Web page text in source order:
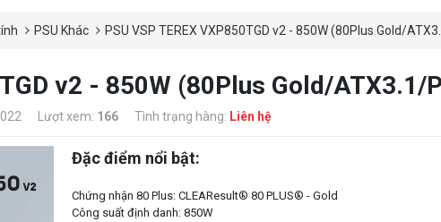
PSU Khác PSU VSP TEREX VXP850TGD v2 - 850W (80Plus Gold/
v2 - 850W (80Plus Gold/
Lượt xem: 166 Tình trạng hàng: Liên hệ
Đặc điểm nổi bật:
Chứng nhận 80 Plus: CLEAResult® 80 PLUS® - Gold
Công suất định danh: 850W